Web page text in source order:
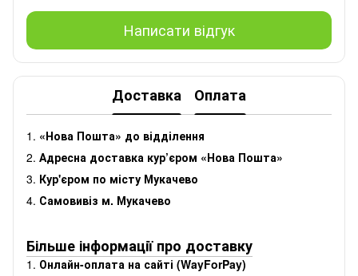
Написати відгук
Доставка Оплата
1. «Нова Пошта» до відділення
2. Адресна доставка кур’єром «Нова Пошта»
3. Кур'єром по місту Мукачево
4. Самовивіз м. Мукачево
Більше інформації про доставку
1. Онлайн-оплата на сайті (WayForPay)